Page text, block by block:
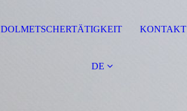
DOLMETSCHERTÄTIGKEIT KONTAKT
DE